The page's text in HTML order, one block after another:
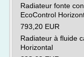
Radiateur fonte
EcoControl
793,20 EUR
Radiateur à fluide
Horizontal